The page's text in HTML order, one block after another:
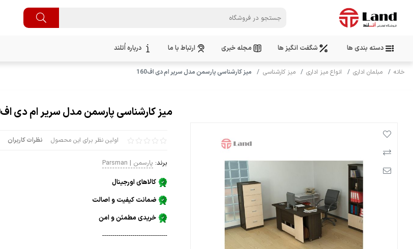
دسته بندی ها شگفت انگیز ها مجله خبری ارتباط با ما درباره اُتلند
خانه مبلمان اداری انواع میز اداری میز کارشناسی میز کارشناسی پارسمن مدل سریر ام دی اف160
میز کارشناسی پارسمن مدل سریر ام دی اف160
اولین نظر برای این محصول نظرات کاربران
برند: پارسمن | Parsman
کالاهای اورجینال
ضمانت کیفیت و اصالت
خریدی مطمئن و امن
--------------------------------